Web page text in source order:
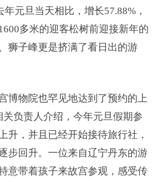
元旦当天相比，增长57.88%，
多米的迎客松树前迎接新年的
狮子峰更是挤满了看日出的游
博物院也罕见地达到了预约的上
关负责人介绍，今年元旦假期参
升，并且已经开始接待旅行社，
步回升。一位来自辽宁丹东的游
意带着孩子来故宫参观，感受传